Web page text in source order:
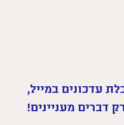
עדכונים במייל,
דברים מעניינים!